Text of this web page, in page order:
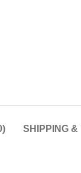
SHIPPING &